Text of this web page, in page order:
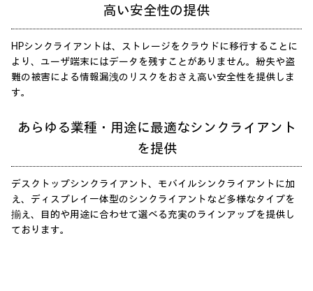
高い安全性の提供
HPシンクライアントは、ストレージをクラウドに移行することに
より、ユーザ端末にはデータを残すことがありません。紛失や盗
難の被害による情報漏洩のリスクをおさえ高い安全性を提供しま
す。
あらゆる業種・ 用途に最適なシンクライアント
を提供
デスクトップシンクライアント、モバイルシンクライアントに加
え、ディスプレイ一体型のシンクライアントなど多様なタイプを
揃え、目的や用途に合わせて選べる充実のラインアップを提供し
ております。